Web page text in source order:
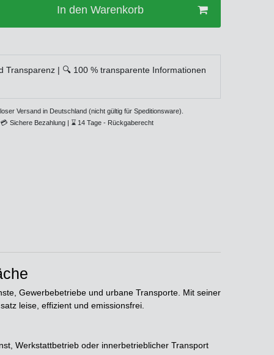
In den Warenkorb
Transparenz | 🔍 100 % transparente Informationen
Versand in Deutschland (nicht gültig für Speditionsware).
💳 Sichere Bezahlung | ⌛ 14 Tage - Rückgaberecht
Gewerbebetriebe und urbane Transporte. Mit seiner
leise, effizient und emissionsfrei.
Werkstattbetrieb oder innerbetrieblicher Transport